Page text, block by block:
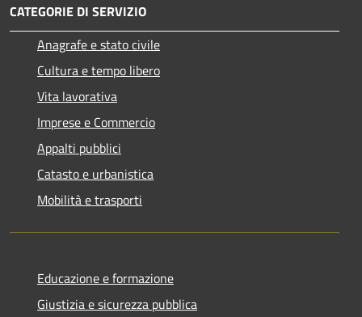
CATEGORIE DI SERVIZIO
Anagrafe e stato civile
Cultura e tempo libero
Vita lavorativa
Imprese e Commercio
Appalti pubblici
Catasto e urbanistica
Mobilità e trasporti
Educazione e formazione
Giustizia e sicurezza pubblica